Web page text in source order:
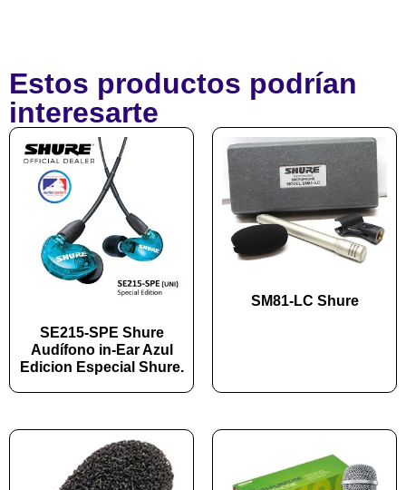
Estos productos podrían
interesarte
SE215-SPE Shure
Audífono in-Ear Azul
Edicion Especial Shure.
SM81-LC Shure